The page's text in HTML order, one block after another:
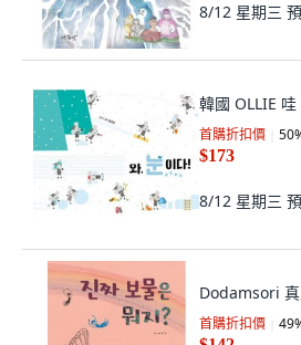
8/12 星期三
韓國 OLLIE
首購折扣價 50
$173
8/12 星期三
Dodamsori
首購折扣價 49